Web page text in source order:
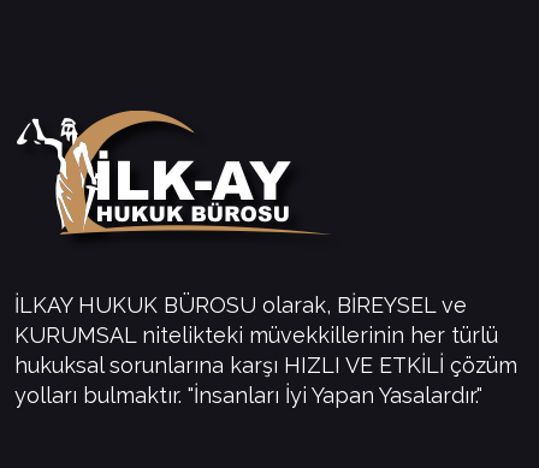
İLKAY HUKUK BÜROSU olarak, BİREYSEL ve
KURUMSAL nitelikteki müvekkillerinin her türlü
hukuksal sorunlarına karşı HIZLI VE ETKİLİ çözüm
yolları bulmaktır. "İnsanları İyi Yapan Yasalardır."